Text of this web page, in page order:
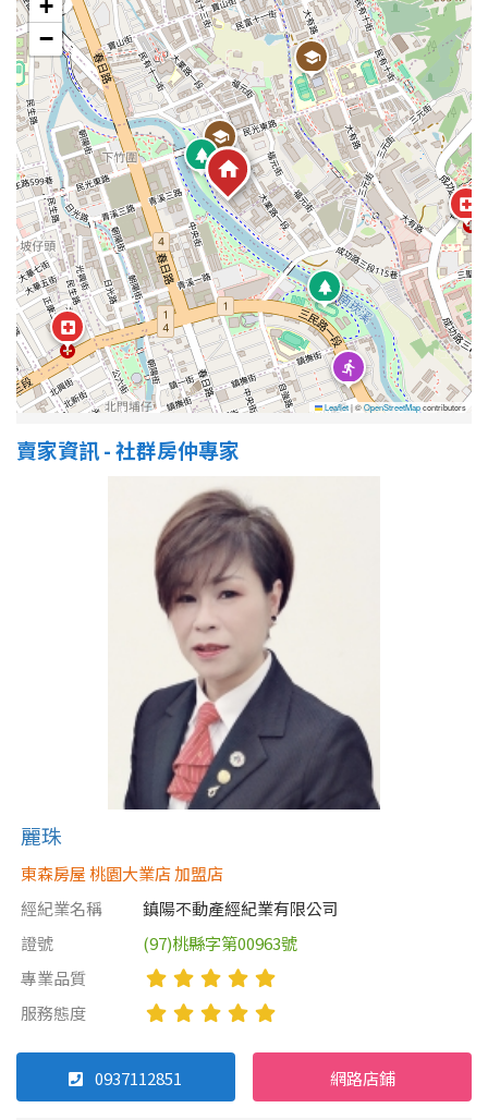
屋齡
不拘
5 年以下
5-10 年 10-20 年
20-30 年 30-40 年
40 年以上
售價
+
−
Leaflet|©OpenStreetMapcontributors
賣家資訊 - 社群房仲專家
麗珠
東森房屋 桃園大業店 加盟店
經紀業名稱
鎮陽不動產經紀業有限公司
證號
(97)桃縣字第00963號
專業品質
服務態度
0937112851 網路店鋪